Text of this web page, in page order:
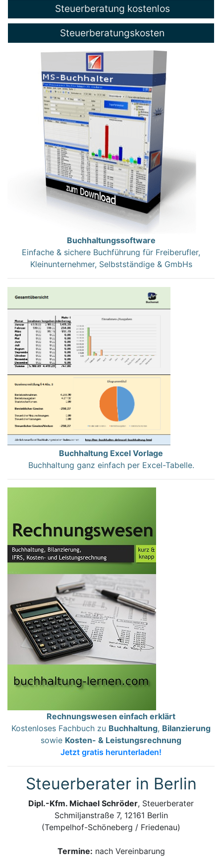
Steuerberatung kostenlos
Steuerberatungskosten
Buchhaltungssoftware
Einfache & sichere Buchführung für Freiberufler,
Kleinunternehmer, Selbstständige & GmbHs
Buchhaltung Excel Vorlage
Buchhaltung ganz einfach per Excel-Tabelle.
Rechnungswesen einfach erklärt
Kostenloses Fachbuch zu Buchhaltung, Bilanzierung
sowie Kosten- & Leistungsrechnung
Jetzt gratis herunterladen!
Steuerberater in Berlin
Dipl.-Kfm. Michael Schröder, Steuerberater
Schmiljanstraße 7, 12161 Berlin
(Tempelhof-Schöneberg / Friedenau)
Termine: nach Vereinbarung